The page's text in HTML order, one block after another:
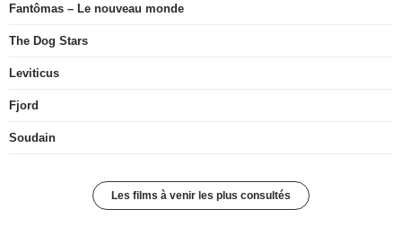
Fantômas – Le nouveau monde
The Dog Stars
Leviticus
Fjord
Soudain
Les films à venir les plus consultés